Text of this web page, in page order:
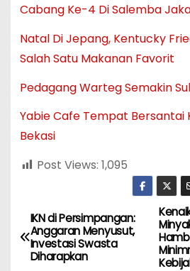
Cabang Ke-4 Di Salemba
Natal Di Jepang, Kentucky
Salah Satu Makanan Favorit
Pedagang Warteg Semakin
Yabie Cafe Tempat Bersantai
Bekasi
Post Views: 1,095
N
a
IKN di Persimpangan:
Anggaran Menyusut,
Investasi Swasta
Diharapkan